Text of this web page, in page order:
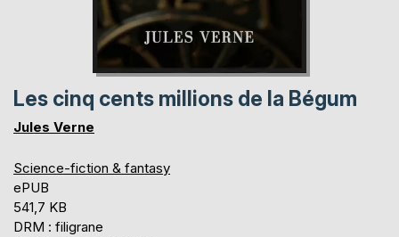
Les cinq cents millions de la Bégum
Jules Verne
Science-fiction & fantasy
ePUB
541,7 KB
DRM : filigrane